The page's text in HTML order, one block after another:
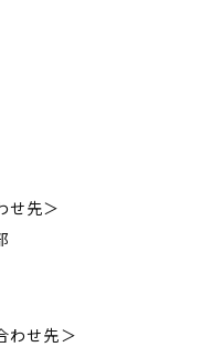
せ先＞
わせ先＞